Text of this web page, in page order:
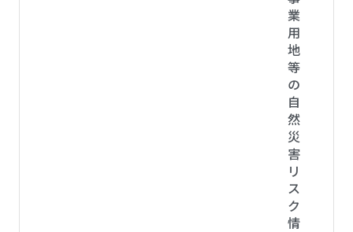
業
用
地
等
の
自
然
災
害
リ
ス
ク
情